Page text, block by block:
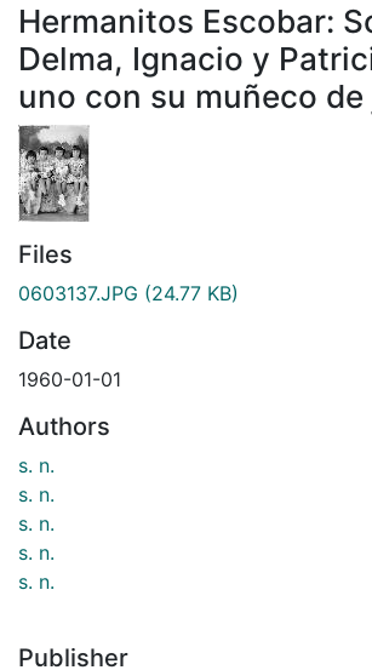
Hermanitos Escobar:
Delma, Ignacio y
uno con su muñeco
Files
0603137.JPG (24.77 KB)
Date
1960-01-01
Authors
s. n.
s. n.
s. n.
s. n.
s. n.
Publisher